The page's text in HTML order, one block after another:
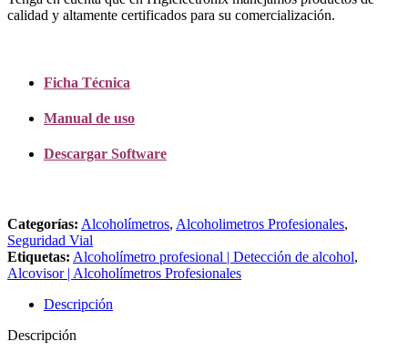
calidad y altamente certificados para su comercialización.
Ficha Técnica
Manual de uso
Descargar Software
Categorías: Alcoholímetros, Alcoholimetros Profesionales,
Seguridad Vial
Etiquetas: Alcoholímetro profesional | Detección de alcohol,
Alcovisor | Alcoholímetros Profesionales
Descripción
Descripción